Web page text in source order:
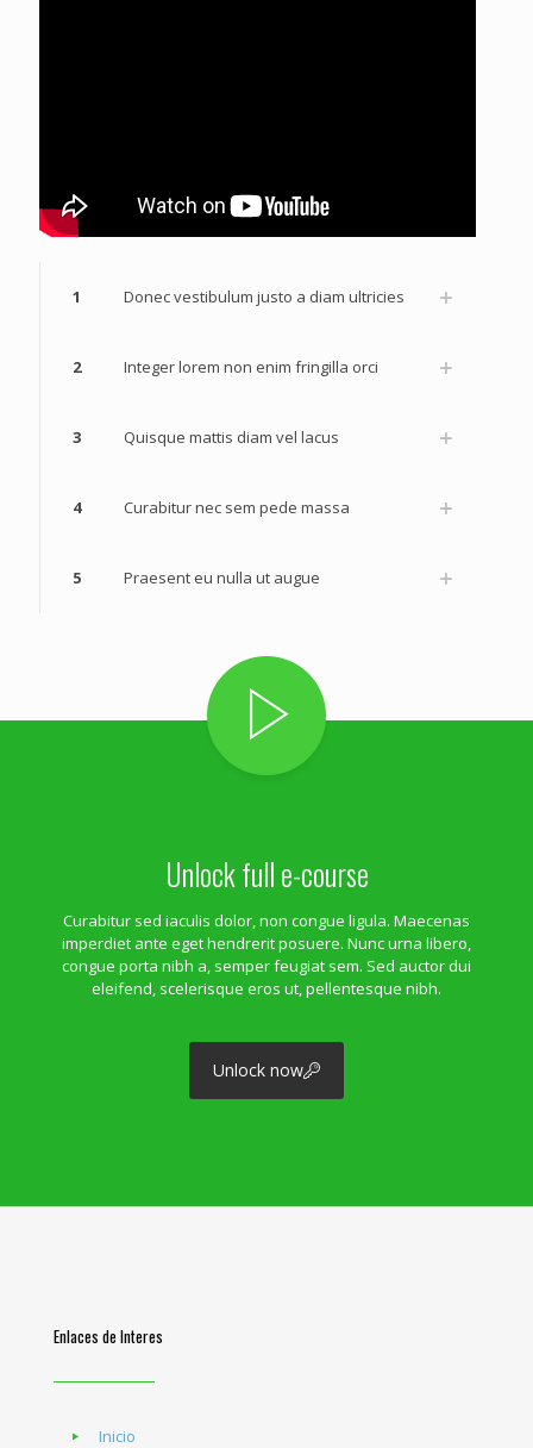
1 Donec vestibulum justo a diam ultricies
2 Integer lorem non enim fringilla orci
3 Quisque mattis diam vel lacus
4 Curabitur nec sem pede massa
5 Praesent eu nulla ut augue
Unlock full e-course
Curabitur sed iaculis dolor, non congue ligula. Maecenas
imperdiet ante eget hendrerit posuere. Nunc urna libero,
congue porta nibh a, semper feugiat sem. Sed auctor dui
eleifend, scelerisque eros ut, pellentesque nibh.
Unlock now
Enlaces de Interes
Inicio